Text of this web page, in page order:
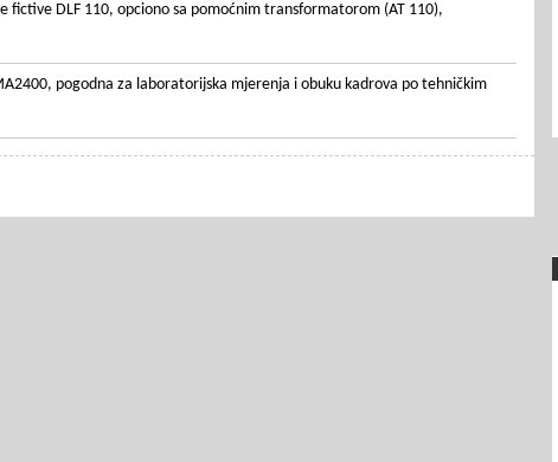
DLF 110, opciono sa pomoćnim transformatorom (AT 110),
pogodna za laboratorijska mjerenja i obuku kadrova po tehničkim